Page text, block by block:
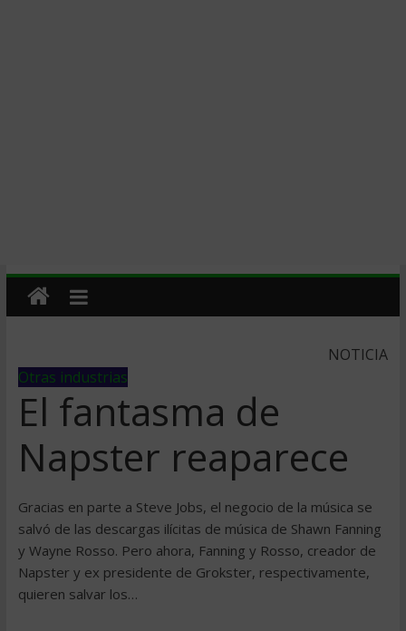
NOTICIA
Otras industrias
El fantasma de
Napster reaparece
Gracias en parte a Steve Jobs, el negocio de la música se
salvó de las descargas ilícitas de música de Shawn Fanning
y Wayne Rosso. Pero ahora, Fanning y Rosso, creador de
Napster y ex presidente de Grokster, respectivamente,
quieren salvar los…